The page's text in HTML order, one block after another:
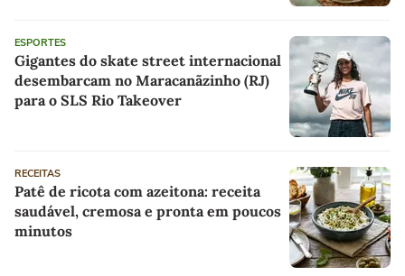
ESPORTES
Gigantes do skate street internacional
desembarcam no Maracanãzinho (RJ)
para o SLS Rio Takeover
RECEITAS
Patê de ricota com azeitona: receita
saudável, cremosa e pronta em poucos
minutos